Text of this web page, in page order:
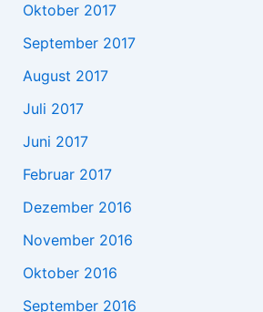
Oktober 2017
September 2017
August 2017
Juli 2017
Juni 2017
Februar 2017
Dezember 2016
November 2016
Oktober 2016
September 2016